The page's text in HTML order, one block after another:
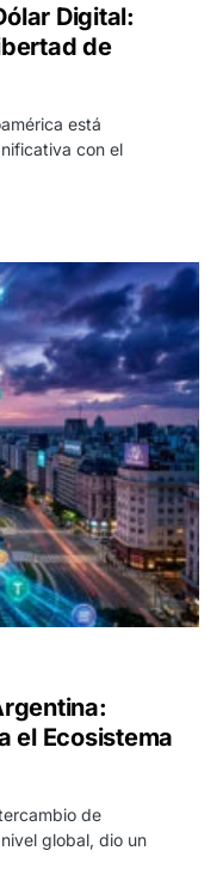
Digital:
de
está
con el
el Ecosistema
de
global, dio un